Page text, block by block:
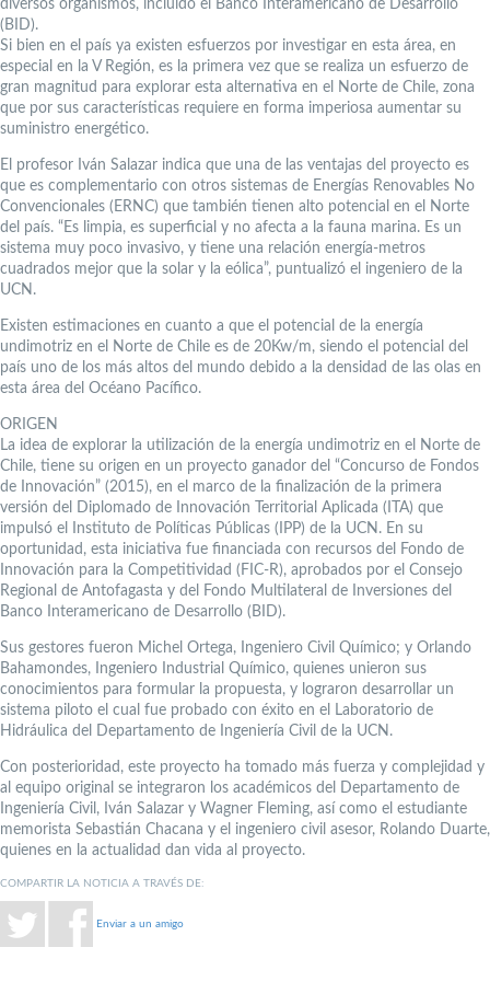
diversos organismos, incluido el Banco Interamericano de Desarrollo
(BID).
Si bien en el país ya existen esfuerzos por investigar en esta área, en
especial en la V Región, es la primera vez que se realiza un esfuerzo de
gran magnitud para explorar esta alternativa en el Norte de Chile, zona
que por sus características requiere en forma imperiosa aumentar su
suministro energético.
El profesor Iván Salazar indica que una de las ventajas del proyecto es
que es complementario con otros sistemas de Energías Renovables No
Convencionales (ERNC) que también tienen alto potencial en el Norte
del país. “Es limpia, es superficial y no afecta a la fauna marina. Es un
sistema muy poco invasivo, y tiene una relación energía-metros
cuadrados mejor que la solar y la eólica”, puntualizó el ingeniero de la
UCN.
Existen estimaciones en cuanto a que el potencial de la energía
undimotriz en el Norte de Chile es de 20Kw/m, siendo el potencial del
país uno de los más altos del mundo debido a la densidad de las olas en
esta área del Océano Pacífico.
ORIGEN
La idea de explorar la utilización de la energía undimotriz en el Norte de
Chile, tiene su origen en un proyecto ganador del “Concurso de Fondos
de Innovación” (2015), en el marco de la finalización de la primera
versión del Diplomado de Innovación Territorial Aplicada (ITA) que
impulsó el Instituto de Políticas Públicas (IPP) de la UCN. En su
oportunidad, esta iniciativa fue financiada con recursos del Fondo de
Innovación para la Competitividad (FIC-R), aprobados por el Consejo
Regional de Antofagasta y del Fondo Multilateral de Inversiones del
Banco Interamericano de Desarrollo (BID).
Sus gestores fueron Michel Ortega, Ingeniero Civil Químico; y Orlando
Bahamondes, Ingeniero Industrial Químico, quienes unieron sus
conocimientos para formular la propuesta, y lograron desarrollar un
sistema piloto el cual fue probado con éxito en el Laboratorio de
Hidráulica del Departamento de Ingeniería Civil de la UCN.
Con posterioridad, este proyecto ha tomado más fuerza y complejidad y
al equipo original se integraron los académicos del Departamento de
Ingeniería Civil, Iván Salazar y Wagner Fleming, así como el estudiante
memorista Sebastián Chacana y el ingeniero civil asesor, Rolando Duarte,
quienes en la actualidad dan vida al proyecto.
COMPARTIR LA NOTICIA A TRAVÉS DE:
Enviar a un amigo